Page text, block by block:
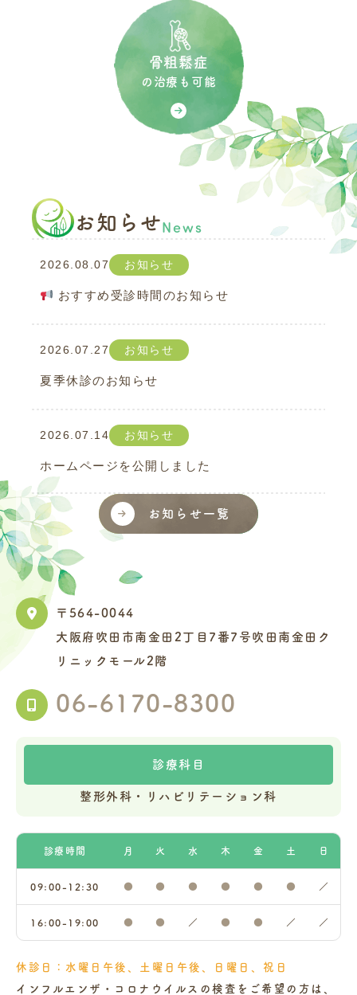
骨粗鬆症
の治療も可能
お知らせNews
2026.08.07 お知らせ
おすすめ受診時間のお知らせ
2026.07.27 お知らせ
夏季休診のお知らせ
2026.07.14 お知らせ
ホームページを公開しました
お知らせ一覧
〒564-0044
大阪府吹田市南金田2丁目7番7号吹田南金田ク
リニックモール2階
06-6170-8300
診療科目
整形外科・リハビリテーション科
診療時間 月 火 水 木 金 土 日
09:00-12:30 ● ● ● ● ● ● ／
16:00-19:00 ● ● ／ ● ● ／ ／
休診日：水曜日午後、土曜日午後、日曜日、祝日
インフルエンザ・コロナウイルスの検査をご希望の方は、